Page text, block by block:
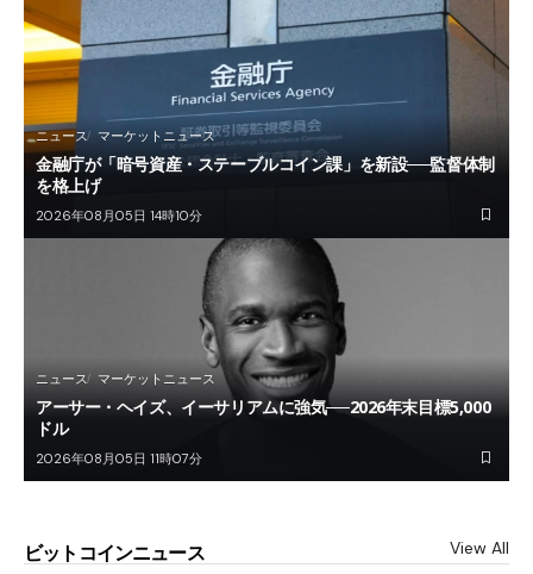
ニュース マーケットニュース
金融庁が「暗号資産・ステーブルコイン課」を新設──監督体制
を格上げ
2026年08月05日 14時10分
ニュース マーケットニュース
アーサー・ヘイズ、イーサリアムに強気──2026年末目標5,000
ドル
2026年08月05日 11時07分
ビットコインニュース View All